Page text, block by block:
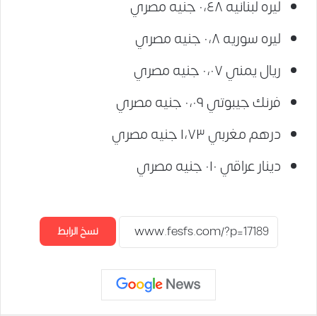
ليره لبنانيه ٠،٤٨ جنيه مصري
ليره سوريه ٠،٨ جنيه مصري
ريال يمني ٠،٠٧ جنيه مصري
فرنك جيبوتي ٠،٠٩ جنيه مصري
درهم مغربي ١،٧٣ جنيه مصري
دينار عراقي ٠١٠ جنيه مصري
نسخ الرابط